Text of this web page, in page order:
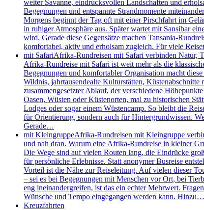
weiter Savanne, eindrucksvollen Landschaften und
Begegnungen und entspannte Strandmomente
Morgens beginnt der Tag oft mit einer Pirschfahrt im
in ruhiger Atmosphäre aus. Später wartet mit Sansibar
wird. Gerade diese Gegensätze machen Tansania-
komfortabel, aktiv und erholsam zugleich. Für viele
mit SafariAfrika-Rundreisen mit Safari verbinden Natur,
Afrika-Rundreise mit Safari ist weit mehr als die
Begegnungen und komfortabler Organisation macht
Wildnis, jahrtausendealte Kulturstätten,
zusammengesetzter Ablauf, der verschiedene
Oasen, Wüsten oder Küstenorten, mal zu historischen
Lodges oder sogar einem Wüstencamp. So bleibt die
für Orientierung, sondern auch für Hintergrundwissen.
Gerade…
mit KleingruppeAfrika-Rundreisen mit Kleingruppe
und nah dran. Warum eine Afrika-Rundreise in kleiner
Die Wege sind auf vielen Routen lang, die Eindrücke
für persönliche Erlebnisse. Statt anonymer Busreise
Vorteil ist die Nähe zur Reiseleitung. Auf vielen dieser
– sei es bei Begegnungen mit Menschen vor Ort, bei
eng ineinandergreifen, ist das ein echter Mehrwert.
Wünsche und Tempo eingegangen werden kann. Hinzu…
Kreuzfahrten